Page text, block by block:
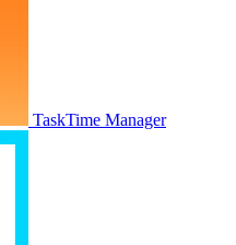
TaskTime Manager